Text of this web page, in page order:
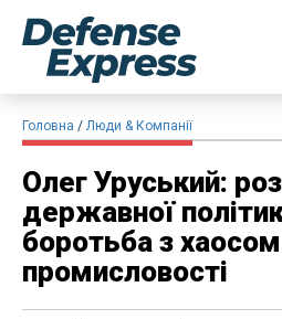
Головна Люди & Компанії
Олег Уруський:
державної
боротьба з
промисловості